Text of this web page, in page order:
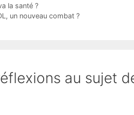
la santé ?
un nouveau combat ?
au sujet